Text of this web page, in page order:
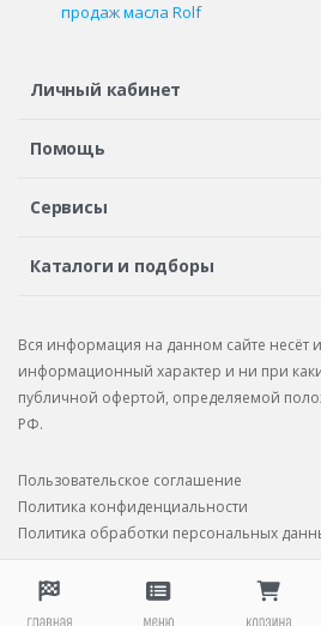
продаж масла Rolf
Личный кабинет
Регистрация или вход
Помощь
Шины в кредит
Сервисы
Автосервисы
Бонусная программа
Рекламации по услугам
Каталоги и подборы
Подбор запчастей
Каталог запчастей
Вся информация на данном сайте несёт
информационный характер и ни при
публичной офертой, определяемой
РФ.
Пользовательское соглашение
Политика конфиденциальности
Политика обработки персональных